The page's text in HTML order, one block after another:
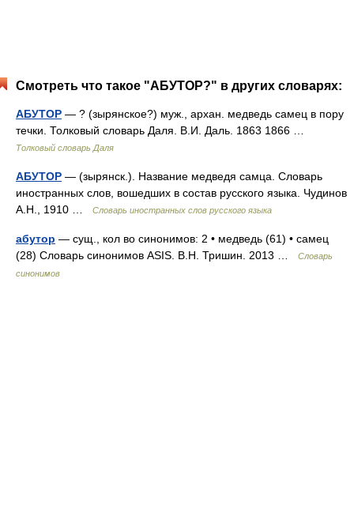
Смотреть что такое "АБУТОР?" в других словарях:
АБУТОР — ? (зырянское?) муж., архан. медведь самец в пору
течки. Толковый словарь Даля. В.И. Даль. 1863 1866 …
Толковый словарь Даля
АБУТОР — (зырянск.). Название медведя самца. Словарь
иностранных слов, вошедших в состав русского языка. Чудинов
А.Н., 1910 …
Словарь иностранных слов русского языка
абутор — сущ., кол во синонимов: 2 • медведь (61) • самец
(28) Словарь синонимов ASIS. В.Н. Тришин. 2013 …
Словарь
синонимов